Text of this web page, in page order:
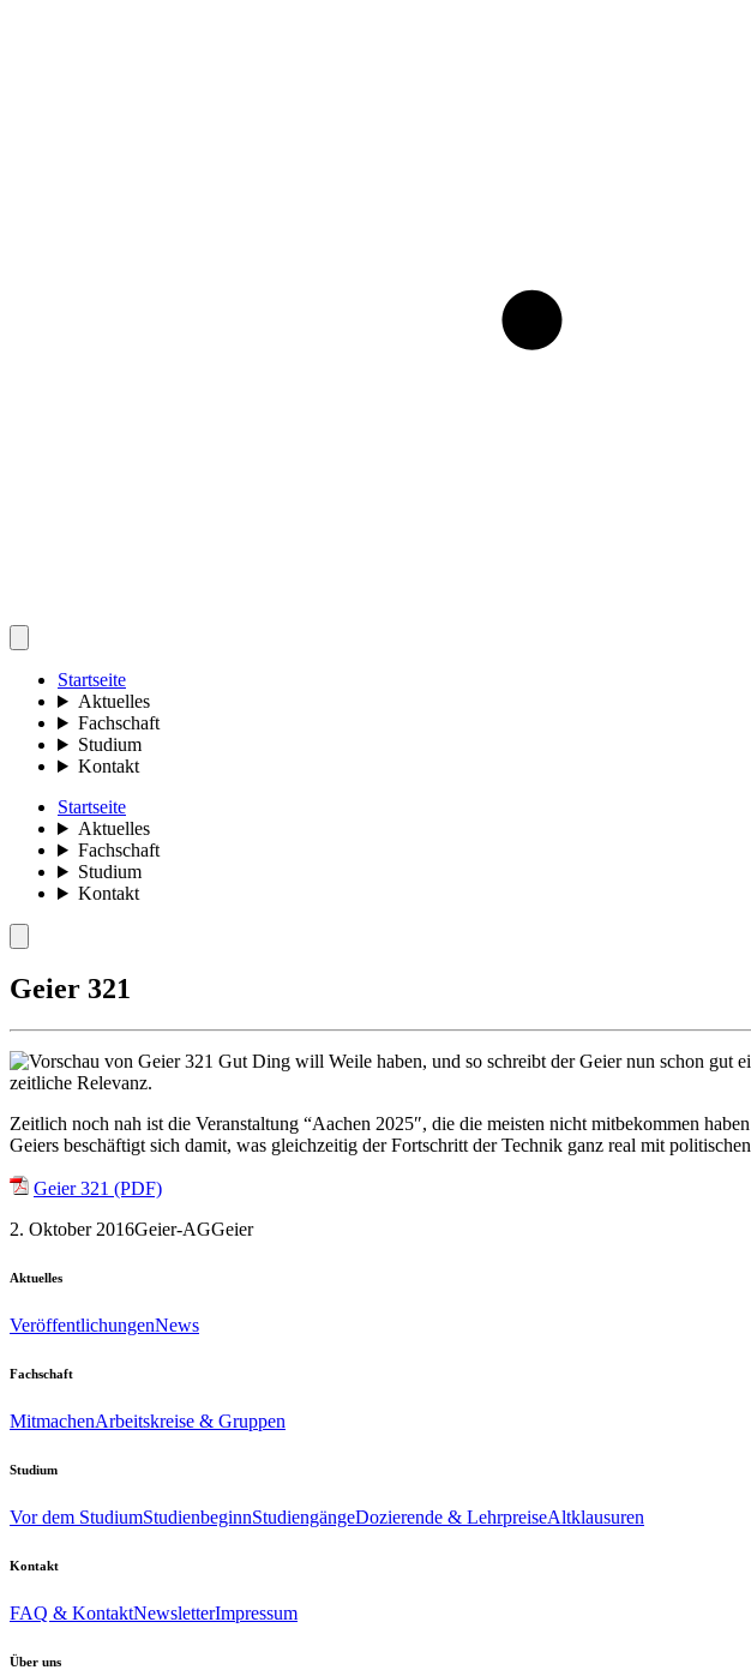
Startseite
Aktuelles
Fachschaft
Studium
Kontakt
Startseite
Aktuelles
Fachschaft
Studium
Kontakt
Geier 321
Gut Ding will Weile haben, und so schreibt der Geier nun schon gut
zeitliche Relevanz.
Zeitlich noch nah ist die Veranstaltung “Aachen 2025″, die die meisten nicht mitbekommen
Geiers beschäftigt sich damit, was gleichzeitig der Fortschritt der Technik ganz real mit
Geier 321 (PDF)
2. Oktober 2016Geier-AGGeier
Aktuelles
VeröffentlichungenNews
Fachschaft
MitmachenArbeitskreise & Gruppen
Studium
Vor dem StudiumStudienbeginnStudiengängeDozierende & LehrpreiseAltklausuren
Kontakt
FAQ & KontaktNewsletterImpressum
Über uns